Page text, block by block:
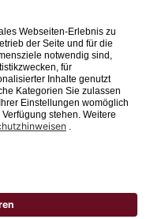
Co. KG